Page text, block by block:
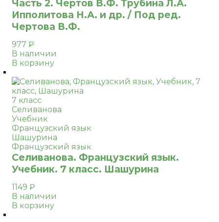
Часть 2. Чертов В.Ф. Трубина Л.А.
Ипполитова Н.А. и др. / Под ред.
Чертова В.Ф.
977 ₽
В наличии
В корзину
7 класс
Селиванова
Учебник
Французский язык
Шашурина
Французский язык
Селиванова. Французский язык.
Учебник. 7 класс. Шашурина
1149 ₽
В наличии
В корзину